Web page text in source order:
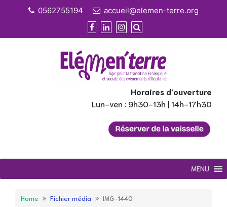
0562755194 accueil@elemen-terre.org
Horaires d’ouverture
Lun-ven : 9h30-13h | 14h-17h30
MENU
Home Fichier média IMG-1440